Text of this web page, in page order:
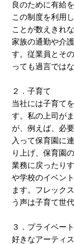
良のために有給
この制度を利用
ことが数えきれ
家族の通勤や介
す。従業員とそ
っても過言では
２．子育て
当社には子育て
す。私の上司が
が、例えば、必
入って保育園に
り上げ、保育園
業務に戻ったり
や学校のイベン
ます。フレック
う声は子育て世
３．プライベー
好きなアーティ